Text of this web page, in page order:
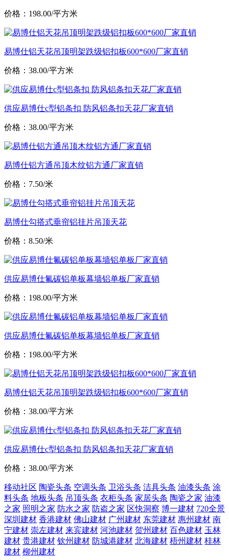
价格：198.00/平方米
易博仕铝天花吊顶明架跌级铝扣板600*600厂家直销
价格：38.00/平方米
供应易博仕c型铝条扣 防风铝条扣天花厂家直销
价格：38.00/平方米
易博仕铝方通吊顶木纹铝方通厂家直销
价格：7.50/米
易博仕勾搭式垂帘铝挂片吊顶天花
价格：8.50/米
供应易博仕氟碳铝单板幕墙铝单板厂家直销
价格：198.00/平方米
供应易博仕氟碳铝单板幕墙铝单板厂家直销
价格：198.00/平方米
易博仕铝天花吊顶明架跌级铝扣板600*600厂家直销
价格：38.00/平方米
供应易博仕c型铝条扣 防风铝条扣天花厂家直销
价格：38.00/平方米
移动社区 陶瓷头条 空调头条 卫浴头条 洁具头条 油漆头条 涂
料头条 地板头条 吊顶头条 衣柜头条 家居头条 陶瓷之家 油漆
之家 照明之家 防水之家 防盗之家 区快洞察 博一建材 720全景
深圳建材 香港建材 佛山建材 广州建材 东莞建材 惠州建材 南
宁建材 崇左建材 来宾建材 河池建材 贺州建材 百色建材 玉林
建材 贵港建材 钦州建材 防城港建材 北海建材 梧州建材 桂林
建材 柳州建材